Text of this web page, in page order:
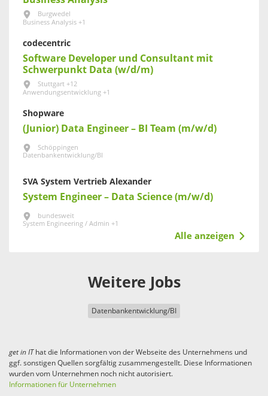
Burgwedel
Business Analysis +1
codecentric
Software Developer und Consultant mit
Schwerpunkt Data (w/d/m)
Stuttgart +12
Anwendungsentwicklung +1
Shopware
(Junior) Data Engineer – BI Team (m/w/d)
Schöppingen
Datenbankentwicklung/BI
SVA System Vertrieb Alexander
System Engineer – Data Science (m/w/d)
bundesweit
System Engineering / Admin +1
Alle anzeigen
Weitere Jobs
Datenbankentwicklung/BI
get in IThat die Informationen von der Webseite des Unternehmens und
ggf. sonstigen Quellen sorgfältig zusammengestellt. Diese Informationen
wurden vom Unternehmen noch nicht autorisiert.
Informationen für Unternehmen